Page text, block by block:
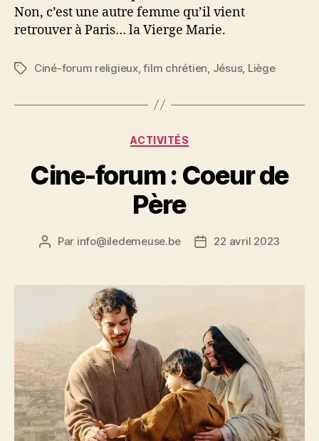
Non, c’est une autre femme qu’il vient
retrouver à Paris… la Vierge Marie.
Étiquettes
Ciné-forum religieux,film chrétien Jésus, Liège
Catégories
ACTIVITÉS
Cine-forum : Coeur de
Père
Auteur
Par info@iledemeuse.be
Date22 avril 2023